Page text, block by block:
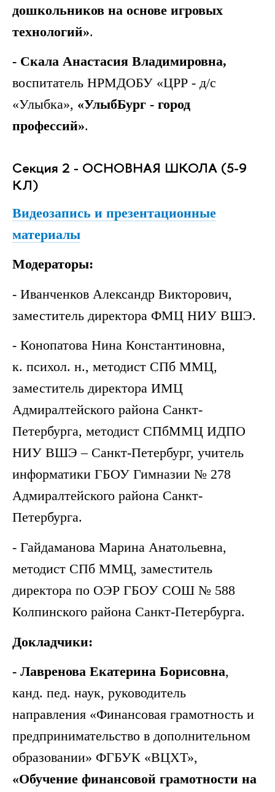
дошкольников на основе игровых
технологий».
- Скала Анастасия Владимировна,
воспитатель НРМДОБУ «ЦРР - д/с
«Улыбка», «УлыбБург - город
профессий».
Секция 2 - ОСНОВНАЯ ШКОЛА (5-9
КЛ)
Видеозапись и презентационные
материалы
Модераторы:
- Иванченков Александр Викторович,
заместитель директора ФМЦ НИУ ВШЭ.
- Конопатова Нина Константиновна,
к. психол. н., методист СПб ММЦ,
заместитель директора ИМЦ
Адмиралтейского района Санкт-
Петербурга, методист СПбММЦ ИДПО
НИУ ВШЭ – Санкт-Петербург, учитель
информатики ГБОУ Гимназии № 278
Адмиралтейского района Санкт-
Петербурга.
- Гайдаманова Марина Анатольевна,
методист СПб ММЦ, заместитель
директора по ОЭР ГБОУ СОШ № 588
Колпинского района Санкт-Петербурга.
Докладчики:
- Лавренова Екатерина Борисовна,
канд. пед. наук, руководитель
направления «Финансовая грамотность и
предпринимательство в дополнительном
образовании» ФГБУК «ВЦХТ»,
«Обучение финансовой грамотности на